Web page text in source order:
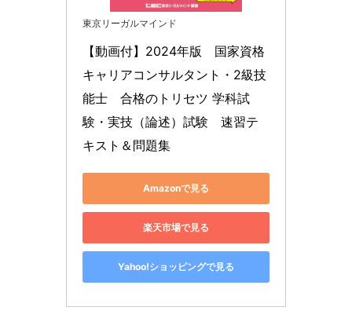
東京リーガルマインド
【動画付】2024年版　国家資格
キャリアコンサルタント・2級技
能士　合格のトリセツ 学科試
験・実技（論述）試験　速習テ
キスト＆問題集
Amazonで見る
楽天市場で見る
Yahoo!ショッピングで見る